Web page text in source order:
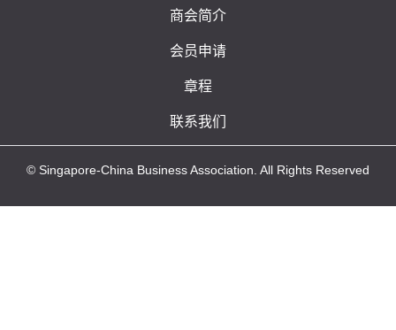
商会简介
会员申请
章程
联系我们
© Singapore-China Business Association. All Rights Reserved